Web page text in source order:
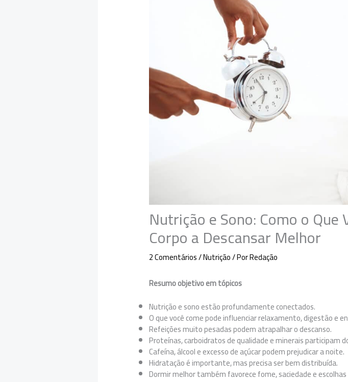
Nutrição e Sono: Como o Que
Corpo a Descansar Melhor
2 Comentários/Nutrição/ PorRedação
Resumo objetivo em tópicos
Nutrição e sono estão profundamente conectados.
O que você come pode influenciar relaxamento, digestão e
Refeições muito pesadas podem atrapalhar o descanso.
Proteínas, carboidratos de qualidade e minerais participam
Cafeína, álcool e excesso de açúcar podem prejudicar a noite.
Hidratação é importante, mas precisa ser bem distribuída.
Dormir melhor também favorece fome, saciedade e